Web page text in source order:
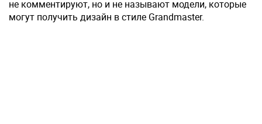
не комментируют, но и не называют модели, которые
могут получить дизайн в стиле Grandmaster.